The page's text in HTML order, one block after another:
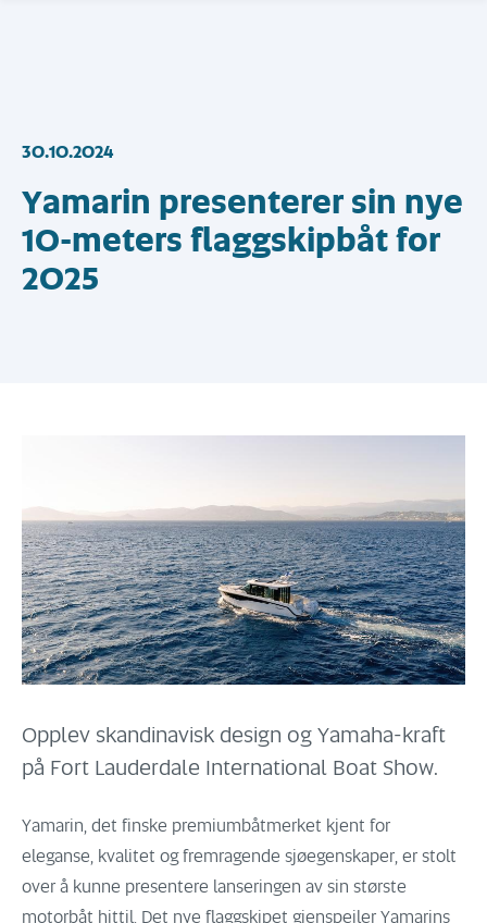
30.10.2024
Yamarin presenterer sin nye
10-meters flaggskipbåt for
2025
Opplev skandinavisk design og Yamaha-kraft
på Fort Lauderdale International Boat Show.
Yamarin, det finske premiumbåtmerket kjent for
eleganse, kvalitet og fremragende sjøegenskaper, er stolt
over å kunne presentere lanseringen av sin største
motorbåt hittil. Det nye flaggskipet gjenspeiler Yamarins